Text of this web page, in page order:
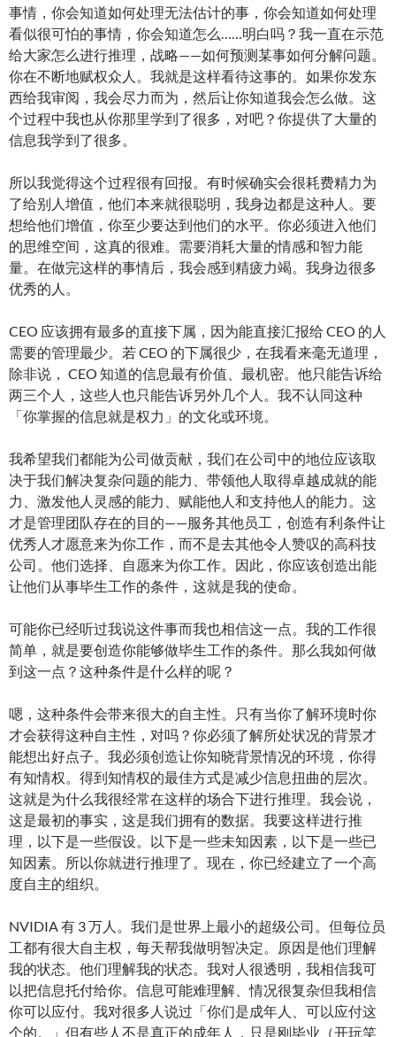
事情，你会知道如何处理无法估计的事，你会知道如何处理
看似很可怕的事情，你会知道怎么……明白吗？我一直在示范
给大家怎么进行推理，战略——如何预测某事如何分解问题。
你在不断地赋权众人。我就是这样看待这事的。如果你发东
西给我审阅，我会尽力而为，然后让你知道我会怎么做。这
个过程中我也从你那里学到了很多，对吧？你提供了大量的
信息我学到了很多。
所以我觉得这个过程很有回报。有时候确实会很耗费精力为
了给别人增值，他们本来就很聪明，我身边都是这种人。要
想给他们增值，你至少要达到他们的水平。你必须进入他们
的思维空间，这真的很难。需要消耗大量的情感和智力能
量。在做完这样的事情后，我会感到精疲力竭。我身边很多
优秀的人。
CEO 应该拥有最多的直接下属，因为能直接汇报给 CEO 的人
需要的管理最少。若 CEO 的下属很少，在我看来毫无道理，
除非说， CEO 知道的信息最有价值、最机密。他只能告诉给
两三个人，这些人也只能告诉另外几个人。我不认同这种
「你掌握的信息就是权力」的文化或环境。
我希望我们都能为公司做贡献，我们在公司中的地位应该取
决于我们解决复杂问题的能力、带领他人取得卓越成就的能
力、激发他人灵感的能力、赋能他人和支持他人的能力。这
才是管理团队存在的目的——服务其他员工，创造有利条件让
优秀人才愿意来为你工作，而不是去其他令人赞叹的高科技
公司。他们选择、自愿来为你工作。因此，你应该创造出能
让他们从事毕生工作的条件，这就是我的使命。
可能你已经听过我说这件事而我也相信这一点。我的工作很
简单，就是要创造你能够做毕生工作的条件。那么我如何做
到这一点？这种条件是什么样的呢？
嗯，这种条件会带来很大的自主性。只有当你了解环境时你
才会获得这种自主性，对吗？你必须了解所处状况的背景才
能想出好点子。我必须创造让你知晓背景情况的环境，你得
有知情权。得到知情权的最佳方式是减少信息扭曲的层次。
这就是为什么我很经常在这样的场合下进行推理。我会说，
这是最初的事实，这是我们拥有的数据。我要这样进行推
理，以下是一些假设。以下是一些未知因素，以下是一些已
知因素。所以你就进行推理了。现在，你已经建立了一个高
度自主的组织。
NVIDIA 有 3 万人。我们是世界上最小的超级公司。但每位员
工都有很大自主权，每天帮我做明智决定。原因是他们理解
我的状态。他们理解我的状态。我对人很透明，我相信我可
以把信息托付给你。信息可能难理解、情况很复杂但我相信
你可以应付。我对很多人说过「你们是成年人、可以应付这
个的。」但有些人不是真正的成年人，只是刚毕业（开玩笑